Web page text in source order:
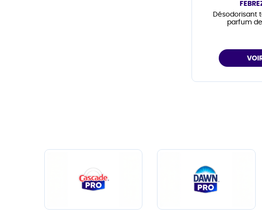
Désodorisant
parfum